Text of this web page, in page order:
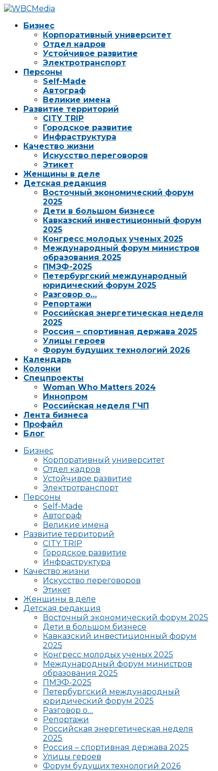
Бизнес
Корпоративный университет
Отдел кадров
Устойчивое развитие
Электротранспорт
Персоны
Self-Made
Автограф
Великие имена
Развитие территорий
CITY TRIP
Городское развитие
Инфраструктура
Качество жизни
Искусство переговоров
Этикет
Женщины в деле
Детская редакция
Восточный экономический форум
2025
Дети в большом бизнесе
Кавказский инвестиционный форум
2025
Конгресс молодых ученых 2025
Международный форум министров
образования 2025
ПМЭФ-2025
Петербургский международный
юридический форум 2025
Разговор о…
Репортажи
Российская энергетическая неделя
2025
Россия – спортивная держава 2025
Улицы героев
Форум будущих технологий 2026
Календарь
Колонки
Спецпроекты
Woman Who Matters 2024
Иннопром
Российская неделя ГЧП
Лента бизнеса
Профайл
Блог
Бизнес
Корпоративный университет
Отдел кадров
Устойчивое развитие
Электротранспорт
Персоны
Self-Made
Автограф
Великие имена
Развитие территорий
CITY TRIP
Городское развитие
Инфраструктура
Качество жизни
Искусство переговоров
Этикет
Женщины в деле
Детская редакция
Восточный экономический форум 2025
Дети в большом бизнесе
Кавказский инвестиционный форум
2025
Конгресс молодых ученых 2025
Международный форум министров
образования 2025
ПМЭФ-2025
Петербургский международный
юридический форум 2025
Разговор о…
Репортажи
Российская энергетическая неделя
2025
Россия – спортивная держава 2025
Улицы героев
Форум будущих технологий 2026